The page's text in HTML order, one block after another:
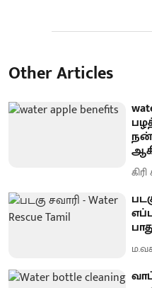
Other Articles